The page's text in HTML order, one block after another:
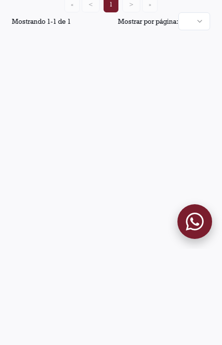
Mostrando 1-1 de 1 Mostrar por página:
« < 1 > »